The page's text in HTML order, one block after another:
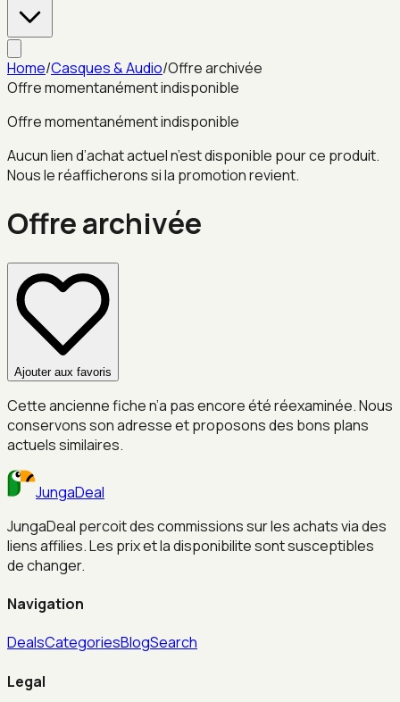
Home/Casques & Audio/Offre archivée
Offre momentanément indisponible
Offre momentanément indisponible
Aucun lien d’achat actuel n’est disponible pour ce produit.
Nous le réafficherons si la promotion revient.
Offre archivée
Ajouter aux favoris
Cette ancienne fiche n’a pas encore été réexaminée. Nous
conservons son adresse et proposons des bons plans
actuels similaires.
JungaDeal
JungaDeal percoit des commissions sur les achats via des
liens affilies. Les prix et la disponibilite sont susceptibles
de changer.
Navigation
DealsCategoriesBlogSearch
Legal